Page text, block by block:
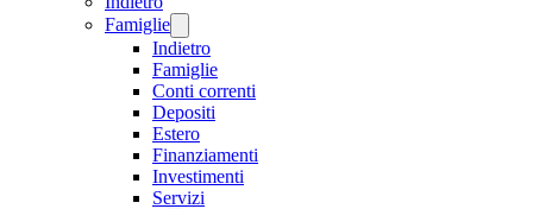
Famiglie
Indietro
Famiglie
Conti correnti
Depositi
Estero
Finanziamenti
Investimenti
Servizi